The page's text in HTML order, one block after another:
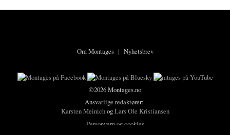
Om Montages| Nyhetsbrev
©2026 Montages.no
Ansvarlige redaktører:
Karsten MeinichogLars Ole Kristiansen
Personvern og cookies